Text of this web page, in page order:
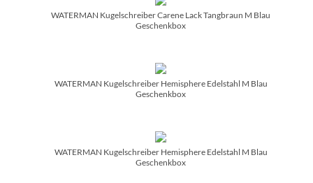
WATERMAN Kugelschreiber Carene Lack Tangbraun M Blau
Geschenkbox
WATERMAN Kugelschreiber Hemisphere Edelstahl M Blau
Geschenkbox
WATERMAN Kugelschreiber Hemisphere Edelstahl M Blau
Geschenkbox